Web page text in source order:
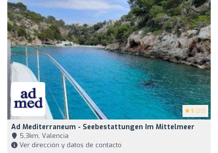
5 (20)
Ad Mediterraneum - Seebestattungen Im Mittelmeer
5,3km, Valencia
Ver dirección y datos de contacto